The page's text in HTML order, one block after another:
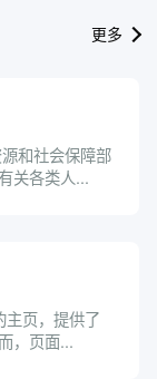
更多
和社会保障部
关各类人...
页，提供了
，页面...